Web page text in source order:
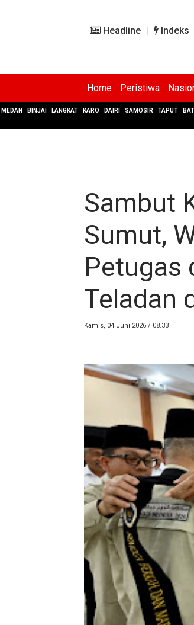
Headline Indeks
Home Peristiwa
MEDAN BINJAI LANGKAT KARO DAIRI SAMOSIR TAPUT
Sambut
Sumut,
Petugas
Teladan
Kamis, 04 Juni 2026 / 08.33